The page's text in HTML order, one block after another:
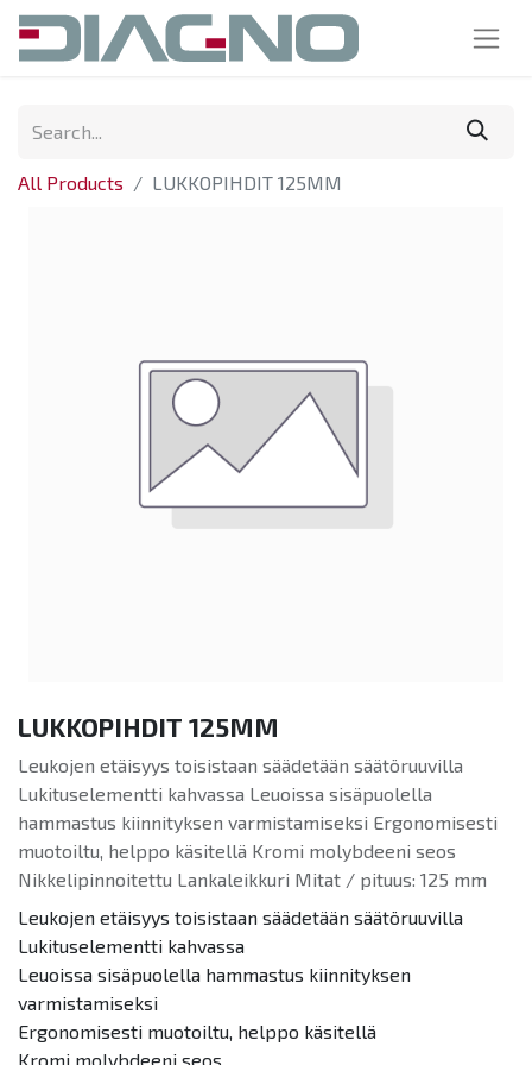
All Products LUKKOPIHDIT 125MM
LUKKOPIHDIT 125MM
Leukojen etäisyys toisistaan säädetään säätöruuvilla
Lukituselementti kahvassa Leuoissa sisäpuolella
hammastus kiinnityksen varmistamiseksi Ergonomisesti
muotoiltu, helppo käsitellä Kromi molybdeeni seos
Nikkelipinnoitettu Lankaleikkuri Mitat / pituus: 125 mm
Leukojen etäisyys toisistaan säädetään säätöruuvilla
Lukituselementti kahvassa
Leuoissa sisäpuolella hammastus kiinnityksen
varmistamiseksi
Ergonomisesti muotoiltu, helppo käsitellä
Kromi molybdeeni seos